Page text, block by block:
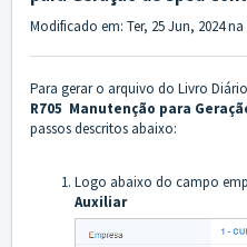
Modificado em: Ter, 25 Jun, 2024 na
Para gerar o arquivo do Livro
R705 Manutenção para
passos descritos abaixo:
Logo abaixo do campo
Auxiliar